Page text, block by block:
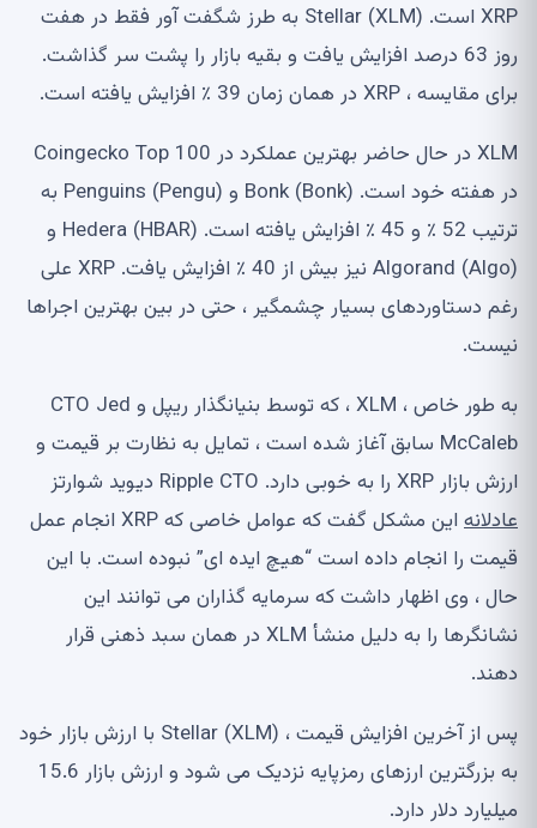
XRP است. Stellar (XLM) به طرز شگفت آور فقط در هفت
روز 63 درصد افزایش یافت و بقیه بازار را پشت سر گذاشت.
برای مقایسه ، XRP در همان زمان 39 ٪ افزایش یافته است.
XLM در حال حاضر بهترین عملکرد در Coingecko Top 100
در هفته خود است. Bonk (Bonk) و Penguins (Pengu) به
ترتیب 52 ٪ و 45 ٪ افزایش یافته است. Hedera (HBAR) و
Algorand (Algo) نیز بیش از 40 ٪ افزایش یافت. XRP علی
رغم دستاوردهای بسیار چشمگیر ، حتی در بین بهترین اجراها
نیست.
به طور خاص ، XLM ، که توسط بنیانگذار ریپل و CTO Jed
McCaleb سابق آغاز شده است ، تمایل به نظارت بر قیمت و
ارزش بازار XRP را به خوبی دارد. Ripple CTO دیوید شوارتز
عادلانه
این مشکل گفت که عوامل خاصی که XRP انجام عمل
قیمت را انجام داده است “هیچ ایده ای” نبوده است. با این
حال ، وی اظهار داشت که سرمایه گذاران می توانند این
نشانگرها را به دلیل منشأ XLM در همان سبد ذهنی قرار
دهند.
پس از آخرین افزایش قیمت ، Stellar (XLM) با ارزش بازار خود
به بزرگترین ارزهای رمزپایه نزدیک می شود و ارزش بازار 15.6
میلیارد دلار دارد.